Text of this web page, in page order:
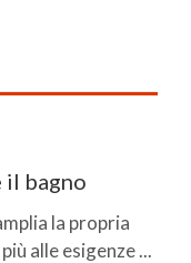
il bagno
la propria
alle esigenze ...